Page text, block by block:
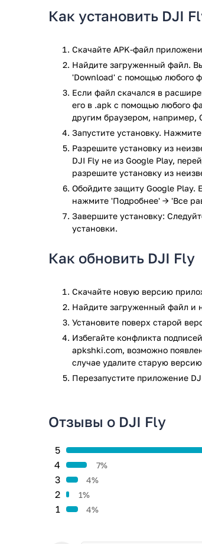
изображение с камеры коптера, в
переключаться между режимами
Для чего нужна эта
Подключение к дрону.
Калибровка дрона.
Управление взлетом и
Поиск зон, разрешенных для
Ознакомление с краткими
Переключение между
Синхронизация созданных
Контроль уровня заряда
Отображение количества
Настройка камеры.
А также многое другое.
Mavic Air 2, DJI Mini 2, DJI FPV и DJI
Android, совершенно бесплатно.
всем последним сигнатурам
Как установить DJI
Скачайте APK-файл
Найдите загруженный файл.
'Download' с помощью любого
Если файл скачался в
его в .apk с помощью любого
другим браузером, например,
Запустите установку.
Разрешите установку из
DJI Fly не из Google Play,
разрешите установку из
Обойдите защиту Google Play.
нажмите 'Подробнее' → 'Все
Завершите установку:
установки.
Как обновить DJI Fly
Скачайте новую версию
Найдите загруженный файл и
Установите поверх старой
Избегайте конфликта
apkshki.com, возможно
случае удалите старую
Перезапустите приложениe
Отзывы о DJI Fly
1 4%
2 1%
3 4%
4 7%
5